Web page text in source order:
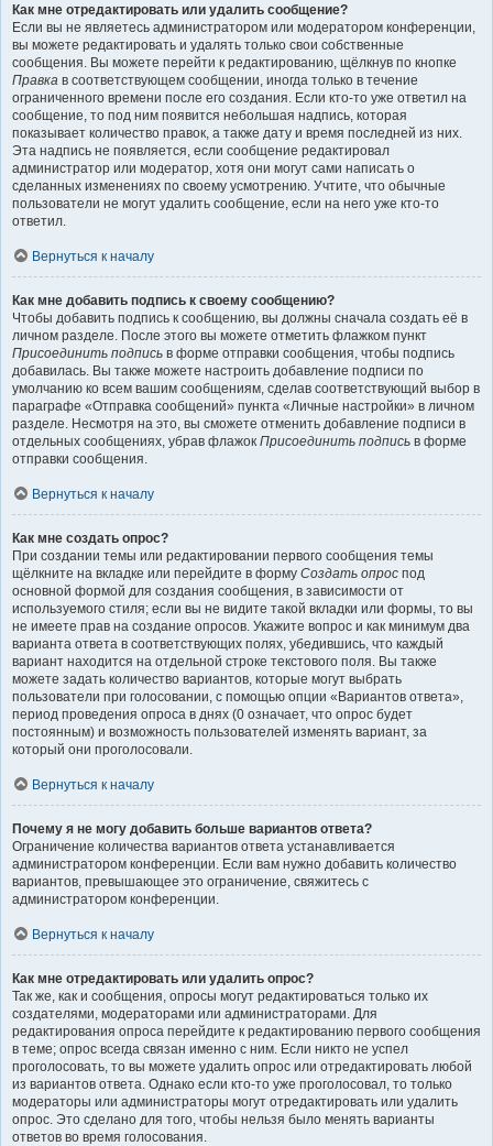
Как мне отредактировать или удалить сообщение?
Если вы не являетесь администратором или модератором конференции,
вы можете редактировать и удалять только свои собственные
сообщения. Вы можете перейти к редактированию, щёлкнув по кнопке
Правка в соответствующем сообщении, иногда только в течение
ограниченного времени после его создания. Если кто-то уже ответил на
сообщение, то под ним появится небольшая надпись, которая
показывает количество правок, а также дату и время последней из них.
Эта надпись не появляется, если сообщение редактировал
администратор или модератор, хотя они могут сами написать о
сделанных изменениях по своему усмотрению. Учтите, что обычные
пользователи не могут удалить сообщение, если на него уже кто-то
ответил.
Вернуться к началу
Как мне добавить подпись к своему сообщению?
Чтобы добавить подпись к сообщению, вы должны сначала создать её в
личном разделе. После этого вы можете отметить флажком пункт
Присоединить подпись в форме отправки сообщения, чтобы подпись
добавилась. Вы также можете настроить добавление подписи по
умолчанию ко всем вашим сообщениям, сделав соответствующий выбор в
параграфе «Отправка сообщений» пункта «Личные настройки» в личном
разделе. Несмотря на это, вы сможете отменить добавление подписи в
отдельных сообщениях, убрав флажок Присоединить подпись в форме
отправки сообщения.
Вернуться к началу
Как мне создать опрос?
При создании темы или редактировании первого сообщения темы
щёлкните на вкладке или перейдите в форму Создать опрос под
основной формой для создания сообщения, в зависимости от
используемого стиля; если вы не видите такой вкладки или формы, то вы
не имеете прав на создание опросов. Укажите вопрос и как минимум два
варианта ответа в соответствующих полях, убедившись, что каждый
вариант находится на отдельной строке текстового поля. Вы также
можете задать количество вариантов, которые могут выбрать
пользователи при голосовании, с помощью опции «Вариантов ответа»,
период проведения опроса в днях (0 означает, что опрос будет
постоянным) и возможность пользователей изменять вариант, за
который они проголосовали.
Вернуться к началу
Почему я не могу добавить больше вариантов ответа?
Ограничение количества вариантов ответа устанавливается
администратором конференции. Если вам нужно добавить количество
вариантов, превышающее это ограничение, свяжитесь с
администратором конференции.
Вернуться к началу
Как мне отредактировать или удалить опрос?
Так же, как и сообщения, опросы могут редактироваться только их
создателями, модераторами или администраторами. Для
редактирования опроса перейдите к редактированию первого сообщения
в теме; опрос всегда связан именно с ним. Если никто не успел
проголосовать, то вы можете удалить опрос или отредактировать любой
из вариантов ответа. Однако если кто-то уже проголосовал, то только
модераторы или администраторы могут отредактировать или удалить
опрос. Это сделано для того, чтобы нельзя было менять варианты
ответов во время голосования.